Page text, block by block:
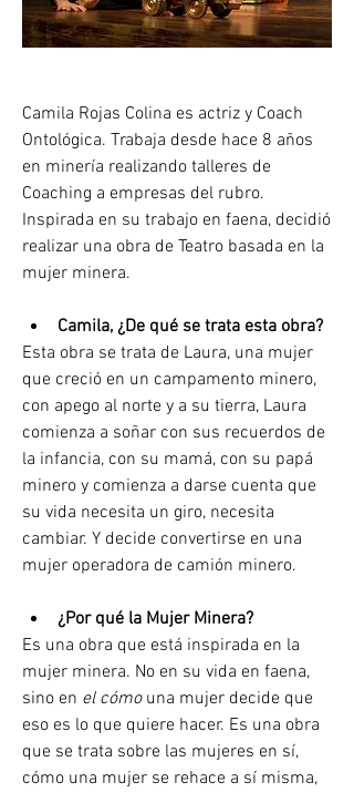
Camila Rojas Colina es actriz y Coach
Ontológica. Trabaja desde hace 8 años
en minería realizando talleres de
Coaching a empresas del rubro.
Inspirada en su trabajo en faena, decidió
realizar una obra de Teatro basada en la
mujer minera.
Camila, ¿De qué se trata esta obra?
Esta obra se trata de Laura, una mujer
que creció en un campamento minero,
con apego al norte y a su tierra, Laura
comienza a soñar con sus recuerdos de
la infancia, con su mamá, con su papá
minero y comienza a darse cuenta que
su vida necesita un giro, necesita
cambiar. Y decide convertirse en una
mujer operadora de camión minero.
¿Por qué la Mujer Minera?
Es una obra que está inspirada en la
mujer minera. No en su vida en faena,
sino en el cómo una mujer decide que
eso es lo que quiere hacer. Es una obra
que se trata sobre las mujeres en sí,
cómo una mujer se rehace a sí misma,